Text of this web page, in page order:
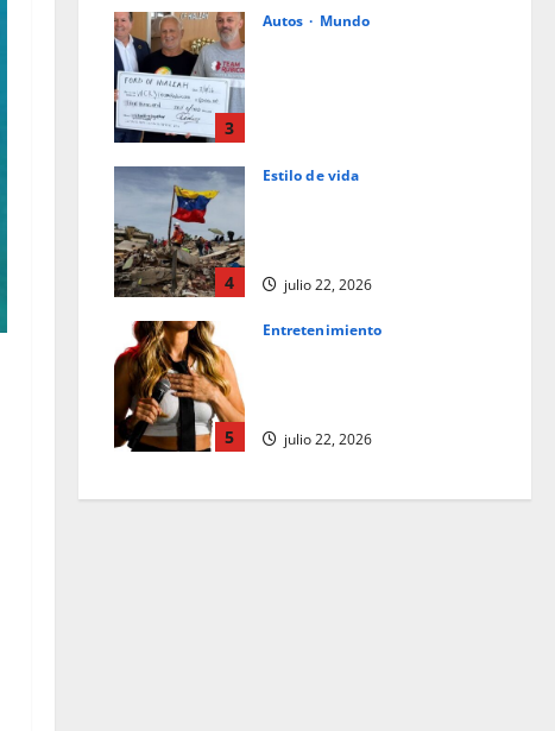
3
Autos Mundo
julio 23, 2026
4
Estilo de vida
julio 22, 2026
5
Entretenimiento
julio 22, 2026